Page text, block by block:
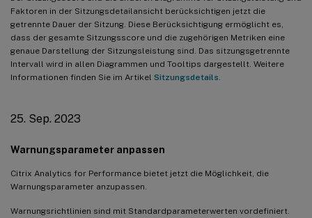
Faktoren in der Sitzungsdetailansicht berücksichtigen jetzt die
getrennte Dauer der Sitzung. Diese Berücksichtigung ermöglicht es,
dass der gesamte Sitzungsscore und die zugehörigen Metriken eine
genaue Darstellung der Sitzungsleistung sind. Das sitzungsgetrennte
Intervall wird in allen Diagrammen und Tooltips dargestellt. Weitere
Informationen finden Sie im Artikel Sitzungsdetails
25. Sep. 2023
Warnungsparameter anpassen
Citrix Analytics for Performance bietet jetzt die Möglichkeit, die
Warnungsparameter anzupassen.
Warnungsrichtlinien sind mit Standardparameterwerten vordefiniert.
Maschinenaktionen und zusammengesetzte Aktionen
Infrastruktur-Analytics-Dashboard – Verbesserungen
Fehler-Insights – Kommunikationsfehler
02. Feb. 2021
Visuelle Zusammenfassung in der Self-Service-Ansicht für
Sitzungen